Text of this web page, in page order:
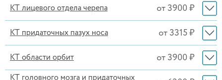
КТ лицевого отдела черепа от 3900 ₽
КТ придаточных пазух носа от 3315 ₽
КТ области орбит от 3900 ₽
КТ головного мозга и придаточных